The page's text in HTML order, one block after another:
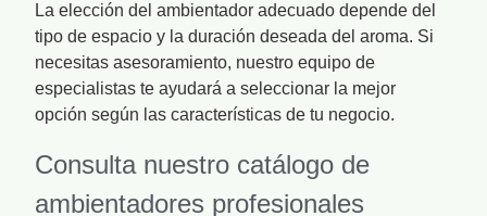
La elección del ambientador adecuado depende del
tipo de espacio y la duración deseada del aroma. Si
necesitas asesoramiento, nuestro equipo de
especialistas te ayudará a seleccionar la mejor
opción según las características de tu negocio.
Consulta nuestro catálogo de
ambientadores profesionales